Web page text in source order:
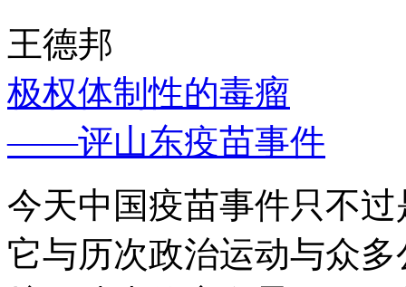
王德邦
极权体制性的毒瘤
——评山东疫苗事件
今天中国疫苗事件只不
它与历次政治运动与众